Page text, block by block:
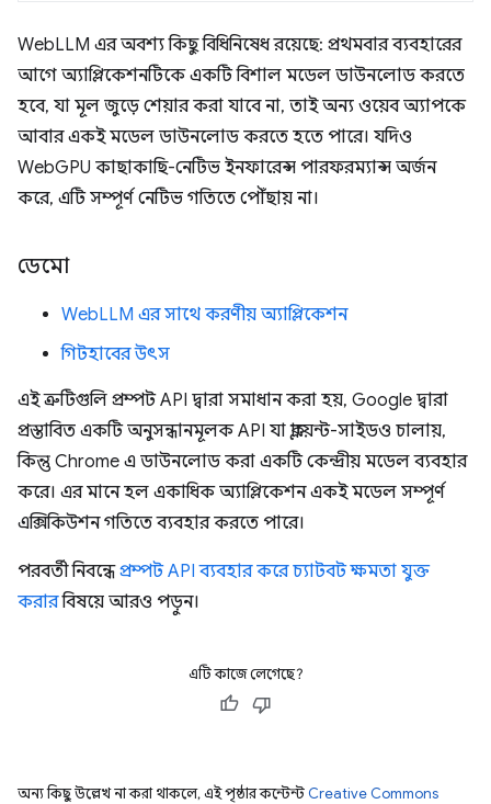
WebLLM এর অবশ্য কিছু বিধিনিষেধ রয়েছে: প্রথমবার ব্যবহারের
আগে অ্যাপ্লিকেশনটিকে একটি বিশাল মডেল ডাউনলোড করতে
হবে, যা মূল জুড়ে শেয়ার করা যাবে না, তাই অন্য ওয়েব অ্যাপকে
আবার একই মডেল ডাউনলোড করতে হতে পারে। যদিও
WebGPU কাছাকাছি-নেটিভ ইনফারেন্স পারফরম্যান্স অর্জন
করে, এটি সম্পূর্ণ নেটিভ গতিতে পৌঁছায় না।
ডেমো
WebLLM এর সাথে করণীয় অ্যাপ্লিকেশন
গিটহাবের উৎস
এই ত্রুটিগুলি প্রম্পট API দ্বারা সমাধান করা হয়, Google দ্বারা
প্রস্তাবিত একটি অনুসন্ধানমূলক API যা ক্লায়েন্ট-সাইডও চালায়,
কিন্তু Chrome এ ডাউনলোড করা একটি কেন্দ্রীয় মডেল ব্যবহার
করে। এর মানে হল একাধিক অ্যাপ্লিকেশন একই মডেল সম্পূর্ণ
এক্সিকিউশন গতিতে ব্যবহার করতে পারে।
পরবর্তী নিবন্ধেপ্রম্পট API ব্যবহার করে চ্যাটবট ক্ষমতা যুক্ত
করারবিষয়ে আরও পড়ুন।
এটি কাজে লেগেছে?
অন্য কিছু উল্লেখ না করা থাকলে, এই পৃষ্ঠার কন্টেন্ট Creative Commons